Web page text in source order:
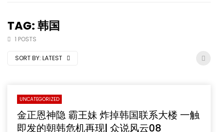
TAG: 韩国
1 POSTS
SORT BY: LATEST
UNCATEGORIZED
金正恩神隐 霸王妹 炸掉韩国联系大楼 一触
即发的朝韩危机再现| 众说风云08